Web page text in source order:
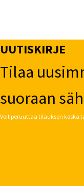
UUTISKIRJE
Tilaa
suoraan
Voit peruuttaa tilauksen koska